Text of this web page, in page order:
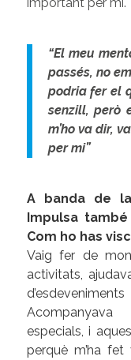
“El meu
passés, no
podria fer el
senzill, però
m’ho va dir,
per mi”
A banda de
Impulsa
Com ho has
Vaig fer de
activitats,
especials, i
perquè m’ha